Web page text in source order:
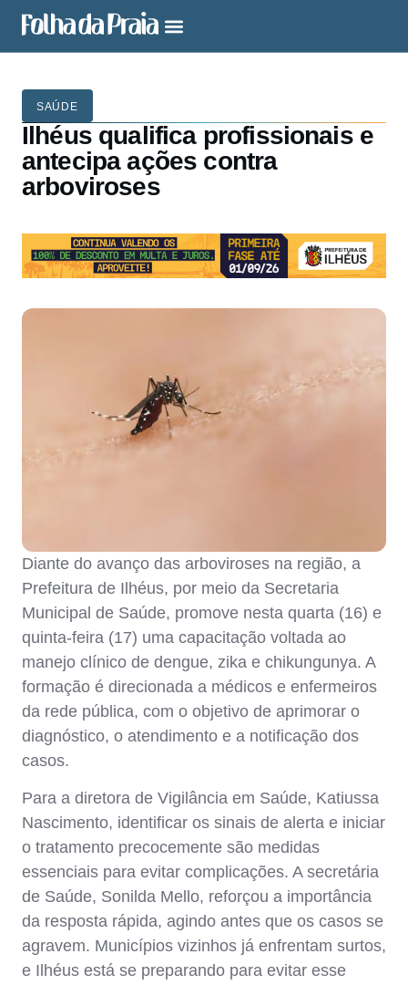
SAÚDE
Ilhéus qualifica profissionais e
antecipa ações contra
arboviroses
Diante do avanço das arboviroses na região, a
Prefeitura de Ilhéus, por meio da Secretaria
Municipal de Saúde, promove nesta quarta (16) e
quinta-feira (17) uma capacitação voltada ao
manejo clínico de dengue, zika e chikungunya. A
formação é direcionada a médicos e enfermeiros
da rede pública, com o objetivo de aprimorar o
diagnóstico, o atendimento e a notificação dos
casos.
Para a diretora de Vigilância em Saúde, Katiussa
Nascimento, identificar os sinais de alerta e iniciar
o tratamento precocemente são medidas
essenciais para evitar complicações. A secretária
de Saúde, Sonilda Mello, reforçou a importância
da resposta rápida, agindo antes que os casos se
agravem. Municípios vizinhos já enfrentam surtos,
e Ilhéus está se preparando para evitar esse